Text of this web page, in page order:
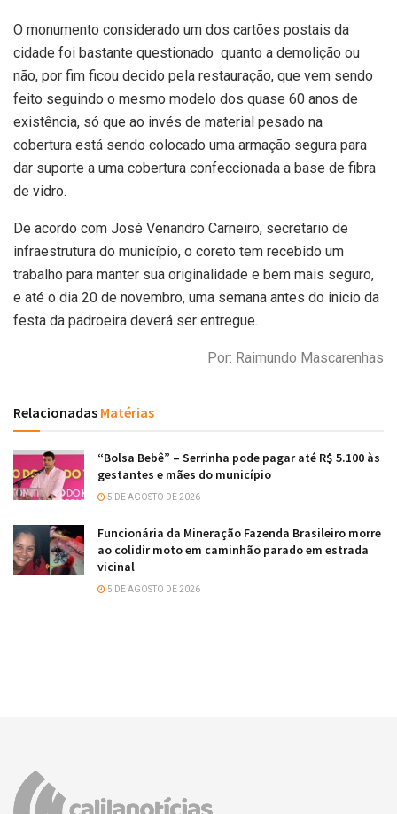
O monumento considerado um dos cartões postais da
cidade foi bastante questionado quanto a demolição ou
não, por fim ficou decido pela restauração, que vem sendo
feito seguindo o mesmo modelo dos quase 60 anos de
existência, só que ao invés de material pesado na
cobertura está sendo colocado uma armação segura para
dar suporte a uma cobertura confeccionada a base de fibra
de vidro.
De acordo com José Venandro Carneiro, secretario de
infraestrutura do município, o coreto tem recebido um
trabalho para manter sua originalidade e bem mais seguro,
e até o dia 20 de novembro, uma semana antes do inicio da
festa da padroeira deverá ser entregue.
Por: Raimundo Mascarenhas
Relacionadas Matérias
“Bolsa Bebê” – Serrinha pode pagar até R$ 5.100 às
gestantes e mães do município
5 DE AGOSTO DE 2026
Funcionária da Mineração Fazenda Brasileiro morre
ao colidir moto em caminhão parado em estrada
vicinal
5 DE AGOSTO DE 2026